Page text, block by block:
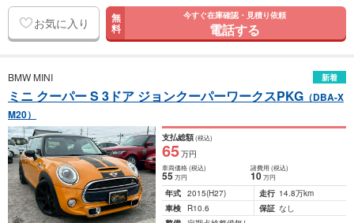
お気に入り 無
料
今すぐ在庫確認・見積り依頼
電話する
BMW MINI 新着
ミニ クーパー S 3ドア ジョンクーパーワークスPKG （DBA-X
M20）
支払総額(税込)
65万円
車両価格(税込)
55万円
諸費用 (税込)
10 万円
年式 2015(H27) 走行 14.8万km
車検
R10.6 保証 なし